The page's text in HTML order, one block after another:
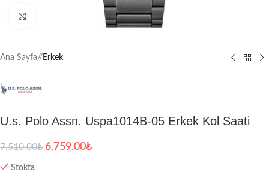
Büyütmek için tıklayın
Ana Sayfa/ Erkek
U.s. Polo Assn. Uspa1014B-05 Erkek Kol Saati
7,510.00₺ 6,759.00₺
Stokta